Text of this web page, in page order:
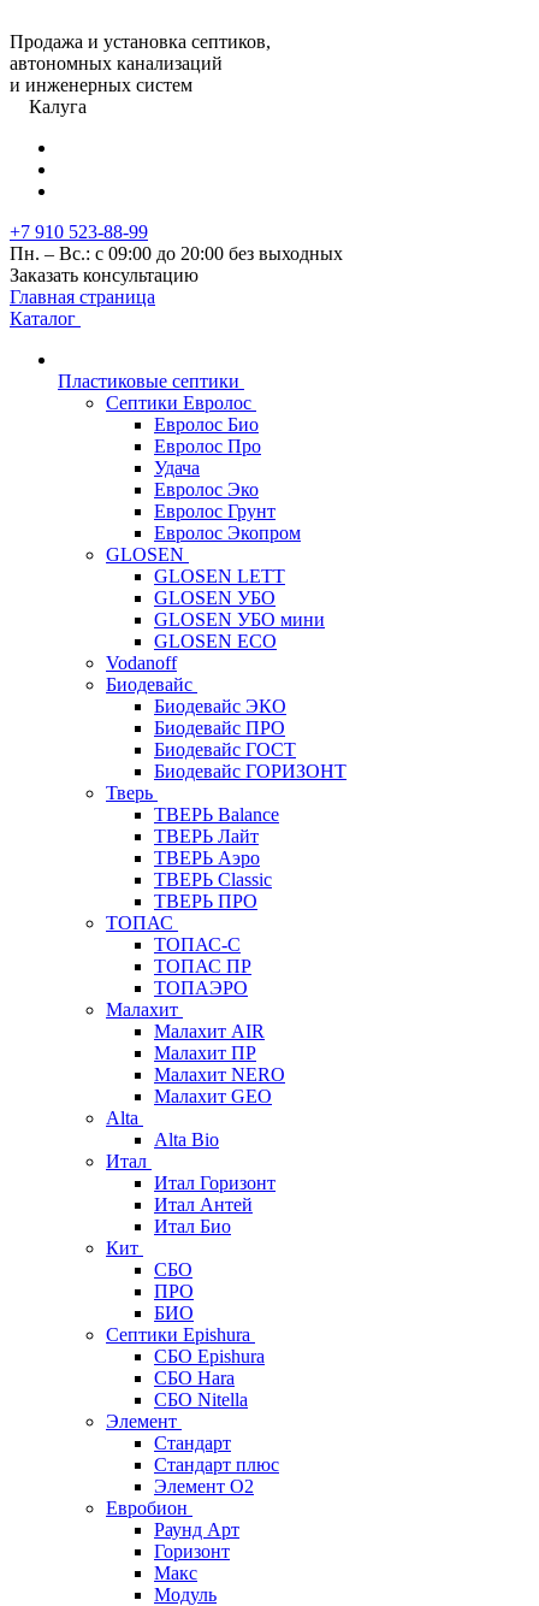
Продажа и установка септиков,
автономных канализаций
и инженерных систем
Калуга
+7 910 523-88-99
Пн. – Вс.: с 09:00 до 20:00 без выходных
Заказать консультацию
Главная страница
Каталог
Пластиковые септики
Септики Евролос
Евролос Био
Евролос Про
Удача
Евролос Эко
Евролос Грунт
Евролос Экопром
GLOSEN
GLOSEN LETT
GLOSEN УБО
GLOSEN УБО мини
GLOSEN ECO
Vodanoff
Биодевайс
Биодевайс ЭКО
Биодевайс ПРО
Биодевайс ГОСТ
Биодевайс ГОРИЗОНТ
Тверь
ТВЕРЬ Balance
ТВЕРЬ Лайт
ТВЕРЬ Аэро
ТВЕРЬ Classic
ТВЕРЬ ПРО
ТОПАС
ТОПАС-С
ТОПАС ПР
ТОПАЭРО
Малахит
Малахит AIR
Малахит ПР
Малахит NERO
Малахит GEO
Alta
Alta Bio
Итал
Итал Горизонт
Итал Антей
Итал Био
Кит
СБО
ПРО
БИО
Септики Epishura
СБО Epishura
СБО Hara
СБО Nitella
Элемент
Стандарт
Стандарт плюс
Элемент О2
Евробион
Раунд Арт
Горизонт
Макс
Модуль